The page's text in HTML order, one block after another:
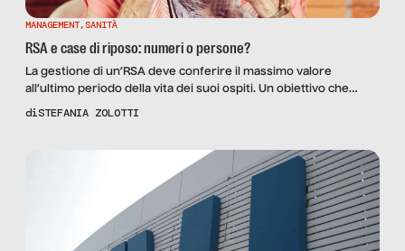
MANAGEMENT, SANITÀ
RSA e case di riposo: numeri o persone?
La gestione di un’RSA deve conferire il massimo valore
all’ultimo periodo della vita dei suoi ospiti. Un obiettivo che
rischia di eclissarsi dietro la gestione ospedaliera e la marea
diSTEFANIA ZOLOTTI